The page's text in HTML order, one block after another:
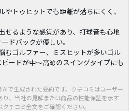
やトゥヒットでも距離が落ちにくく、
せるような感覚があり、打球音も心地
ドバックが優しい。
むゴルファー、ミスヒットが多いゴル
ードが中～高めのスイングタイプにも
で生成された要約です。クチコミはユーザー
、当社の見解または商品の性能保証を示す
チコミ全文をご確認ください。